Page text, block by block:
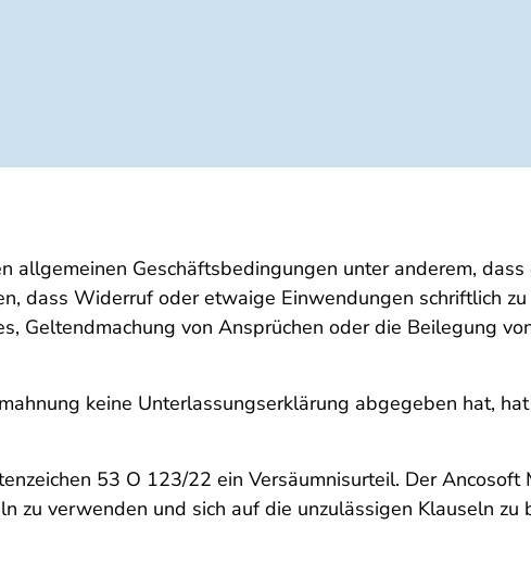
allgemeinen Geschäftsbedingungen unter anderem,
dass Widerruf oder etwaige Einwendungen schriftlich
Geltendmachung von Ansprüchen oder die Beilegung
keine Unterlassungserklärung abgegeben hat,
53 O 123/22 ein Versäumnisurteil. Der Ancosoft
zu verwenden und sich auf die unzulässigen Klauseln zu